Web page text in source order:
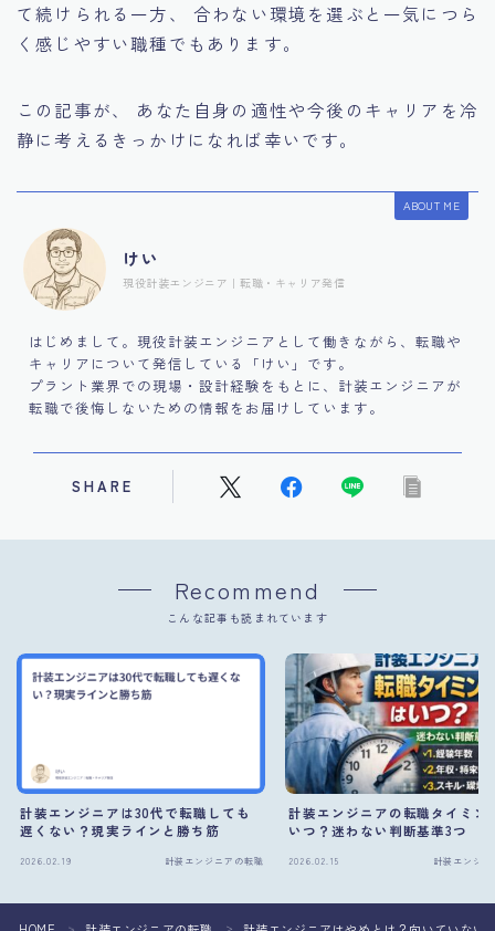
て続けられる一方、 合わない環境を選ぶと一気につら
く感じやすい職種でもあります。
この記事が、 あなた自身の適性や今後のキャリアを冷
静に考えるきっかけになれば幸いです。
ABOUT ME
けい
現役計装エンジニア｜転職・キャリア発信
はじめまして。現役計装エンジニアとして働きながら、転職や
キャリアについて発信している「けい」です。
プラント業界での現場・設計経験をもとに、計装エンジニアが
転職で後悔しないための情報をお届けしています。
SHARE
Recommend
こんな記事も読まれています
計装エンジニアは30代で転職しても
遅くない？現実ラインと勝ち筋
2026.02.19 計装エンジニアの転職
計装エンジニアの転職タイミン
いつ？迷わない判断基準3つ
2026.02.15 計装エンジ
＞ ＞